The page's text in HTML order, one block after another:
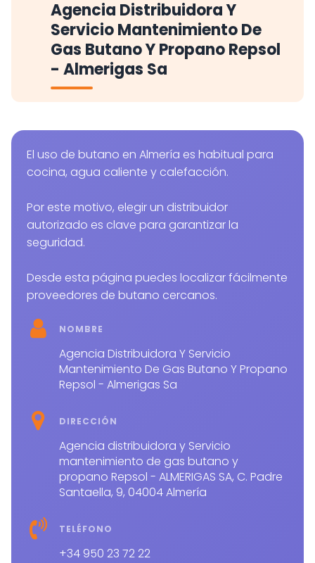
Agencia Distribuidora Y
Servicio Mantenimiento De
Gas Butano Y Propano Repsol
- Almerigas Sa
El uso de butano en Almería es habitual para
cocina, agua caliente y calefacción.
Por este motivo, elegir un distribuidor
autorizado es clave para garantizar la
seguridad.
Desde esta página puedes localizar fácilmente
proveedores de butano cercanos.
NOMBRE
Agencia Distribuidora Y Servicio
Mantenimiento De Gas Butano Y Propano
Repsol - Almerigas Sa
DIRECCIÓN
Agencia distribuidora y Servicio
mantenimiento de gas butano y
propano Repsol - ALMERIGAS SA, C. Padre
Santaella, 9, 04004 Almería
TELÉFONO
+34 950 23 72 22